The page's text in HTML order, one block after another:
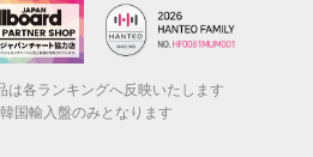
は各ランキングへ反映いたします
国輸入盤のみとなります